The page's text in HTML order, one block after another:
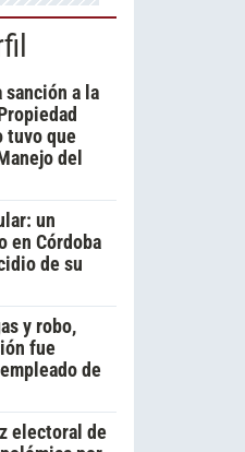
sanción a la
tuvo que
del
un
en Córdoba
de su
y robo,
fue
de
electoral de